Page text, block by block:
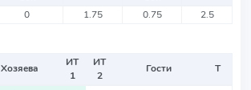
0 1.75 0.75 2.5
Хозяева
ИТ
1
ИТ
2
Гости Т